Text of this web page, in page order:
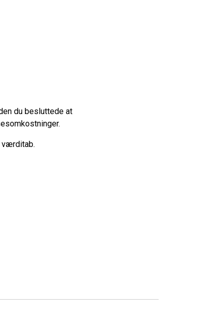
du besluttede at
værditab.